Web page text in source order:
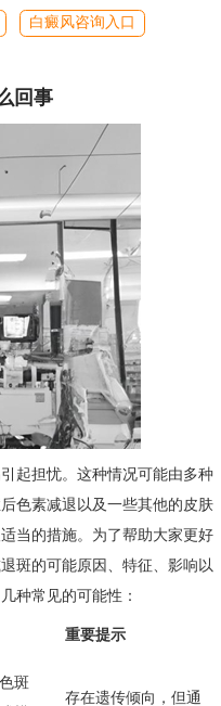
白癜风咨询入口
回事
起担忧。这种情况可能由多种
色素减退以及一些其他的皮肤
当的措施。为了帮助大家更好
斑的可能原因、特征、影响以
种常见的可能性：
重要提示
斑
存在遗传倾向，但通